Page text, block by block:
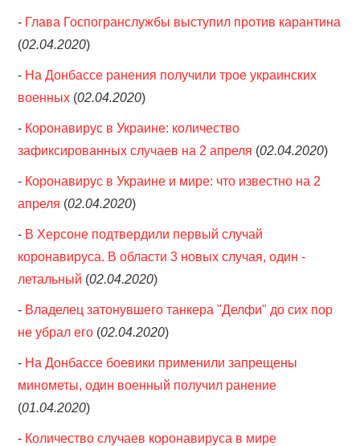
- Глава Госпогранслужбы выступил против карантина
(02.04.2020)
- На Донбассе ранения получили трое украинских
военных (02.04.2020)
- Коронавирус в Украине: количество
зафиксированных случаев на 2 апреля (02.04.2020)
- Коронавирус в Украине и мире: что известно на 2
апреля (02.04.2020)
- В Херсоне подтвердили первый случай
коронавируса. В области 3 новых случая, один -
летальный (02.04.2020)
- Владелец затонувшего танкера "Делфи" до сих пор
не убрал его (02.04.2020)
- На Донбассе боевики применили запрещены
минометы, один военный получил ранение
(01.04.2020)
- Количество случаев коронавируса в мире